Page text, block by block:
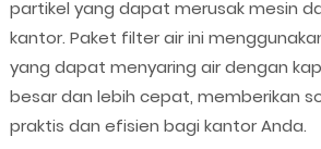
partikel yang dapat merusak mesin
kantor. Paket filter air ini
yang dapat menyaring air dengan
besar dan lebih cepat, memberikan
praktis dan efisien bagi kantor Anda.